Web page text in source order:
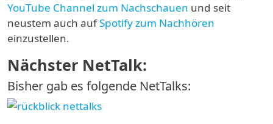
YouTube Channel zum Nachschauen und seit
neustem auch aufSpotify zum Nachhören
einzustellen.
Nächster NetTalk:
Bisher gab es folgende NetTalks:
_Image